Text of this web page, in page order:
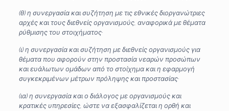
(θ) η συνεργασία και συζήτηση με τις εθνικές διοργανώτριες
αρχές και τους διεθνείς οργανισμούς, αναφορικά με θέματα
ρύθμισης του στοιχήματος·
(ι) η συνεργασία και συζήτηση με διεθνείς οργανισμούς για
θέματα που αφορούν στην προστασία νεαρών προσώπων
και ευάλωτων ομάδων από το στοίχημα και η εφαρμογή
συγκεκριμένων μέτρων πρόληψης και προστασίας·
(ια) η συνεργασία και ο διάλογος με οργανισμούς και
κρατικές υπηρεσίες, ώστε να εξασφαλίζεται η ορθή και